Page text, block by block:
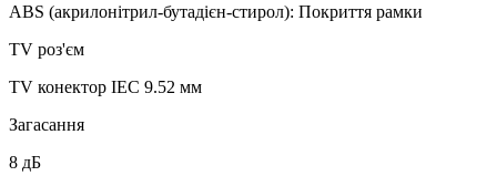
ABS (акрилонітрил-бутадієн-стирол): Покриття рамки
TV роз'єм
TV конектор IEC 9.52 мм
Загасання
8 дБ